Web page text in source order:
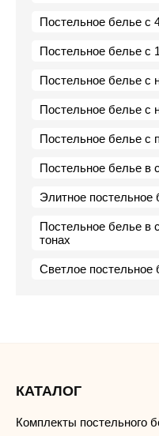
Постельное белье с
Постельное белье с
Постельное белье с
Постельное белье с
Постельное белье с
Постельное белье в
Элитное постельное
Постельное белье в
тонах
Светлое постельное
КАТАЛОГ
Комплекты постельного